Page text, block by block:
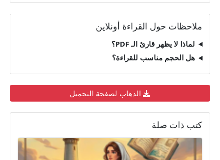
ملاحظات حول القراءة أونلاين
لماذا لا يظهر قارئ الـ PDF؟
هل الحجم مناسب للقراءة؟
الذهاب لصفحة التحميل
كتب ذات صلة